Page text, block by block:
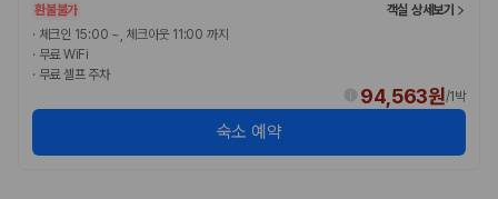
3. 제주공항 접근성과 셔틀 조건을 함께 확인하세요
제주 렌트카는 차량 인수 위치와 셔틀 편의성에 따라 실제 이용 만족도가
달라집니다. 공항에서 렌트카 사무실까지의 이동 조건을 가격과 함께 비교
하는 것이 좋습니다.
제주도 렌트카 차종별 가격비교
환불불가
객실 상세보기
· 체크인 15:00 ~, 체크아웃 11:00 까지
· 무료 WiFi
· 무료 셀프 주차
94,563원/1박
숙소 예약